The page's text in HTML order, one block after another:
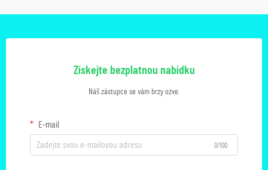
Získejte bezplatnou nabídku
Náš zástupce se vám brzy ozve.
E-mail
0/100